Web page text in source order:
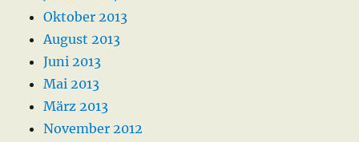
Oktober 2013
August 2013
Juni 2013
Mai 2013
März 2013
November 2012